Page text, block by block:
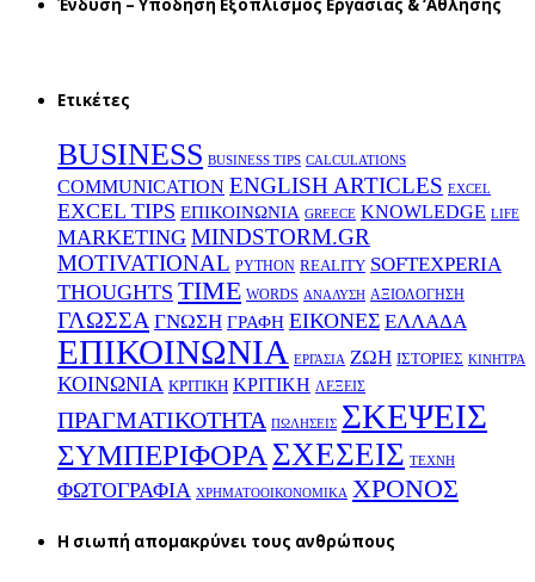
Ετικέτες
BUSINESS BUSINESS TIPS CALCULATIONS
COMMUNICATION ENGLISH ARTICLES EXCEL
EXCEL TIPS EΠΙΚΟΙΝΩΝΙΑ GREECE KNOWLEDGE LIFE
MARKETING MINDSTORM.GR
MOTIVATIONAL PYTHON REALITY SOFTEXPERIA
THOUGHTS TIME WORDS ΑΝΑΛΥΣΗ ΑΞΙΟΛΟΓΗΣΗ
ΓΛΩΣΣΑ ΓΝΩΣΗ ΓΡΑΦΗ ΕΙΚΟΝΕΣ ΕΛΛΑΔΑ
ΕΠΙΚΟΙΝΩΝΙΑ ΕΡΓΑΣΙΑ ΖΩΗ ΙΣΤΟΡΙΕΣ ΚΙΝΗΤΡΑ
ΚΟΙΝΩΝΙΑ ΚΡΙΤΙΚΗ ΚΡΙΤΙΚΗ ΛΕΞΕΙΣ
ΠΡΑΓΜΑΤΙΚΟΤΗΤΑ ΠΩΛΗΣΕΙΣ ΣΚΕΨΕΙΣ
ΣΥΜΠΕΡΙΦΟΡΑΣΧΕΣΕΙΣ ΤΕΧΝΗ
ΦΩΤΟΓΡΑΦΙΑ ΧΡΗΜΑΤΟΟΙΚΟΝΟΜΙΚΑ ΧΡΟΝΟΣ
H σιωπή απομακρύνει τους ανθρώπους